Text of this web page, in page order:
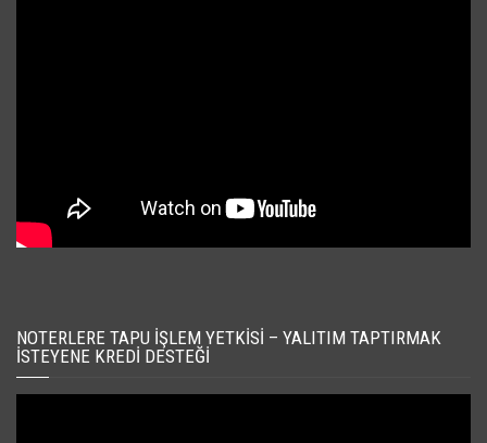
NOTERLERE TAPU İŞLEM YETKISI – YALITIM TAPTIRMAK
İSTEYENE KREDI DESTEĞI